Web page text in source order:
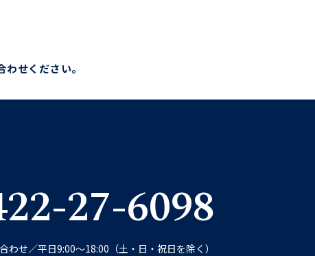
せください。
27-6098
わせ／平日9:00〜18:00（土・日・祝日を除く）